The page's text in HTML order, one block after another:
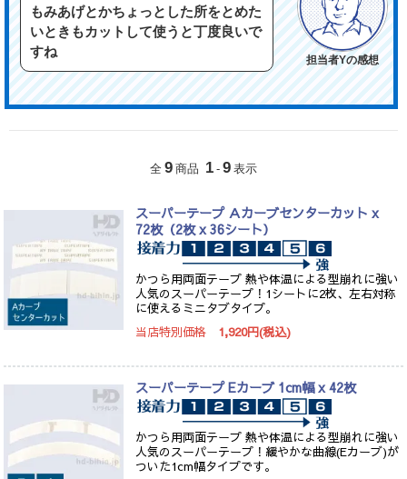
担当者Yの感想
もみあげとかちょっとした所をとめた
いときもカットして使うと丁度良いで
すね
全 9 商品 1 - 9 表示
スーパーテープ Ａカーブセンターカット x
72枚（2枚 x 36シート）
かつら用両面テープ 熱や体温による型崩れに強い
人気のスーパーテープ！1シートに2枚、左右対称
に使えるミニタブタイプ。
当店特別価格 1,920円(税込)
スーパーテープ Eカーブ 1cm幅 x 42枚
かつら用両面テープ 熱や体温による型崩れに強い
人気のスーパーテープ！緩やかな曲線(Eカーブ)が
ついた1cm幅タイプです。